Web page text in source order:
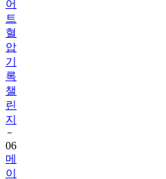
혈
압
기
록
챌
린
지
06
메
이
퓨